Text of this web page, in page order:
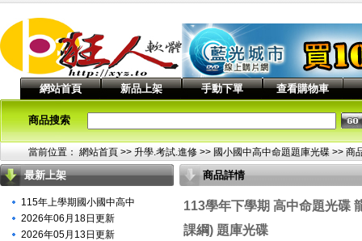
網站首頁 新品上架 手動下單 查看購物車
商品搜索
當前位置： 網站首頁 >> 升學.考試.進修 >> 國小國中高中命題題庫光碟 >> 商
最新上架
115年上學期國小國中高中
2026年06月18日更新
2026年05月13日更新
商品詳情
113學年下學期 高中命題光碟
課綱) 題庫光碟